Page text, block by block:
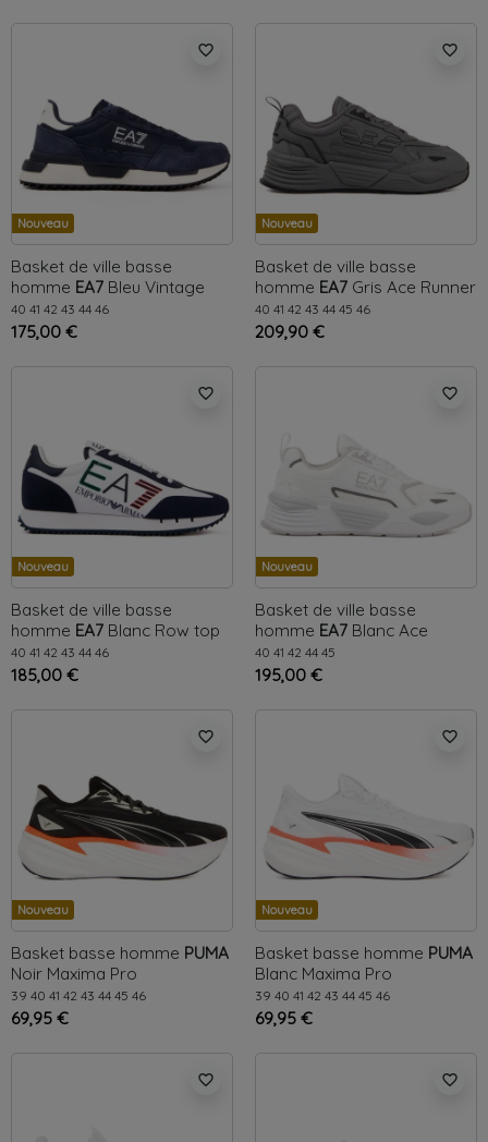
favorite_border
Nouveau
Basket de ville basse
homme EA7 Bleu Vintage
40 41 42 43 44 46
175,00 €
favorite_border
Nouveau
Basket de ville basse
homme EA7 Gris Ace Runner
40 41 42 43 44 45 46
209,90 €
favorite_border
Nouveau
Basket de ville basse
homme EA7 Blanc Row top
40 41 42 43 44 46
185,00 €
favorite_border
Nouveau
Basket de ville basse
homme EA7 Blanc Ace
Runner
40 41 42 44 45
195,00 €
favorite_border
Nouveau
Basket basse homme PUMA
Noir Maxima Pro
39 40 41 42 43 44 45 46
69,95 €
favorite_border
Nouveau
Basket basse homme PUMA
Blanc Maxima Pro
39 40 41 42 43 44 45 46
69,95 €
favorite_border favorite_border